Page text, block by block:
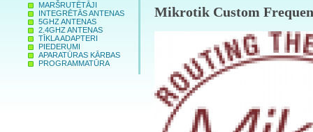
MARŠRUTĒTĀJI
INTEGRĒTĀS ANTENAS
5GHZ ANTENAS
2.4GHZ ANTENAS
TĪKLA ADAPTERI
PIEDERUMI
APARATŪRAS KĀRBAS
PROGRAMMATŪRA
Mikrotik Custom